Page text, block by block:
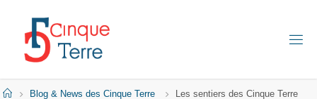
content
Q
HomeBlog & News des Cinque Terre
Les sentiers des Cinque Terre